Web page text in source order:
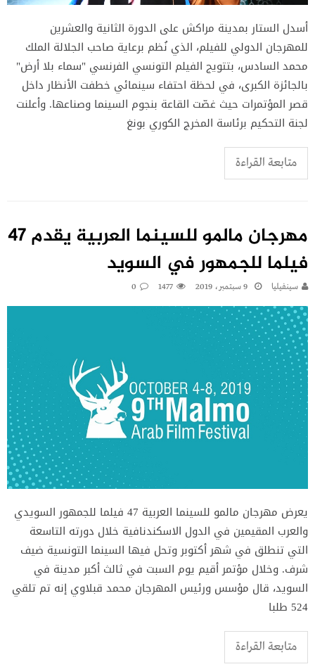
أسدل الستار بمدينة مراكش على الدورة الثانية والعشرين
للمهرجان الدولي للفيلم، الذي نُظم برعاية صاحب الجلالة الملك
محمد السادس، بتتويج الفيلم التونسي الفرنسي "سماء بلا أرض"
بالجائزة الكبرى، في لحظة احتفاء سينمائي خطفت الأنظار داخل
قصر المؤتمرات حيث غصّت القاعة بنجوم السينما وصناعها. وأعلنت
لجنة التحكيم برئاسة المخرج الكوري بونغ
متابعة القراءة
مهرجان مالمو للسينما العربية يقدم 47
فيلما للجمهور في السويد
سينفيليا 9 سبتمبر، 2019 1477
0
يعرض مهرجان مالمو للسينما العربية 47 فيلما للجمهور السويدي
والعرب المقيمين في الدول الاسكندنافية خلال دورته التاسعة
التي تنطلق في شهر أكتوبر وتحل فيها السينما التونسية ضيف
شرف. وخلال مؤتمر أقيم يوم السبت في ثالث أكبر مدينة في
السويد، قال مؤسس ورئيس المهرجان محمد قبلاوي إنه تم تلقي
524 طلبا
متابعة القراءة